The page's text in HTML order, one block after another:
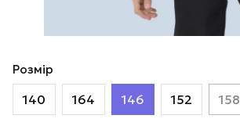
Розмір
140 164 146 152 158